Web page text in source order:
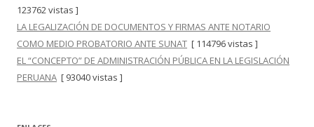
123762 vistas ]
LA LEGALIZACIÓN DE DOCUMENTOS Y FIRMAS ANTE NOTARIO
COMO MEDIO PROBATORIO ANTE SUNAT [ 114796 vistas ]
EL “CONCEPTO” DE ADMINISTRACIÓN PÚBLICA EN LA LEGISLACIÓN
PERUANA [ 93040 vistas ]